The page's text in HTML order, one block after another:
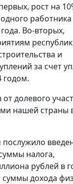
рост на
работника
Во-вторых,
и
за счет
годом.
долевого
нашей страны
налога,
рублей в
суммы дохода